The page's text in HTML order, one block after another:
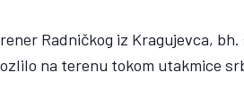
Radničkog iz Kragujevca,
na terenu tokom utakmice